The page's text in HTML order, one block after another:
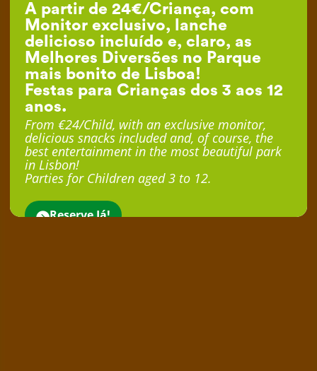
A partir de 24€/Criança, com
Monitor exclusivo, lanche
delicioso incluído e, claro, as
Melhores Diversões no Parque
mais bonito de Lisboa!
Festas para Crianças dos 3 aos 12
anos.
From €24/Child, with an exclusive monitor,
delicious snacks included and, of course, the
best entertainment in the most beautiful park
in Lisbon!
Parties for Children aged 3 to 12.
Reserve Já!